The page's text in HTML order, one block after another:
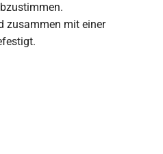
zusammen mit einer